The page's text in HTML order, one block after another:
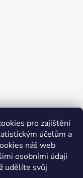
pro zajištění
účelům a
náš web
osobními údaji
udělíte svůj
Plzeň